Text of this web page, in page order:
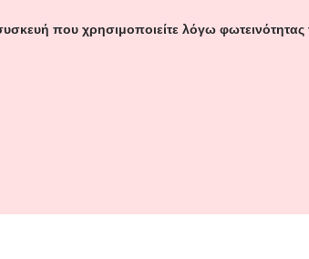
που χρησιμοποιείτε λόγω φωτεινότητας